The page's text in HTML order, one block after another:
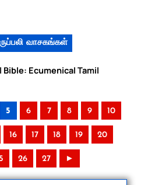
வாசகங்கள்
Ecumenical Tamil
5 6 7 8 9 10
16 17 18 19 20
26 27 ►